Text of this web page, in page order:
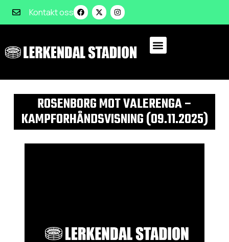
Kontakt oss
ROSENBORG MOT VALERENGA –
KAMPFORHÅNDSVISNING (09.11.2025)